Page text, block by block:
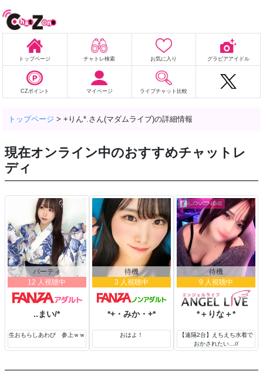
トップページ チャトレ検索 お気に入り グラビアアイドル
CZポイント マイページ ライブチャット比較
トップページ > +りん*.さん(マダムライブ)の詳細情報
現在オンライン中のおすすめチャットレ
ディ
パーティ
12 人視聴中
..まい/*
生おもらしあわび 参上ｗｗ
待機
3 人視聴中
*+・みか・+*
おはよ！
待機
9 人視聴中
*＋りな＋*
【遠隔2台】えちえち水着で
おかされたい…//